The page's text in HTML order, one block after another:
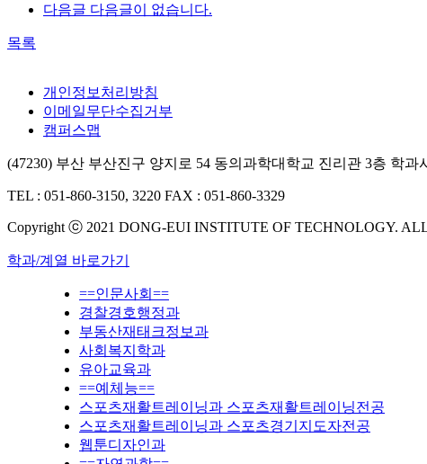
다음글 다음글이 없습니다.
목록
개인정보처리방침
이메일무단수집거부
캠퍼스맵
(47230) 부산 부산진구 양지로 54 동의과학대학교 진리관 3층 학과
TEL : 051-860-3150, 3220 FAX : 051-860-3329
Copyright ⓒ 2021 DONG-EUI INSTITUTE OF TECHNOLOGY.
학과/계열 바로가기
==인문사회==
경찰경호행정과
부동산재태크정보과
사회복지학과
유아교육과
==예체능==
스포츠재활트레이닝과 스포츠재활트레이닝전공
스포츠재활트레이닝과 스포츠경기지도자전공
웹툰디자인과